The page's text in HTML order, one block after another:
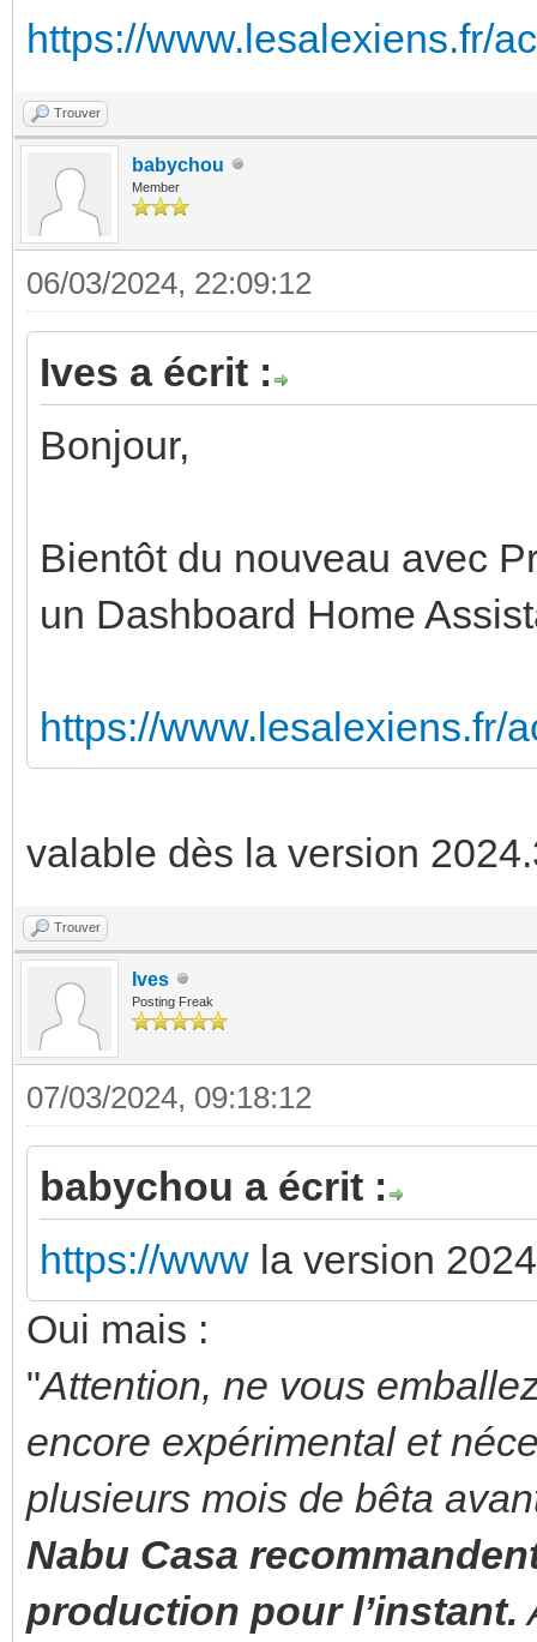
https://www.lesalexiens.fr/
Trouver
babychou
Member
06/03/2024, 22:09:12
Ives a écrit :
Bonjour,
Bientôt du nouveau avec
un Dashboard Home
https://www.lesalexiens.fr/
valable dès la version
Trouver
Ives
Posting Freak
07/03/2024, 09:18:12
babychou a écrit :
https://www la version
Oui mais :
"Attention, ne vous
encore expérimental et
plusieurs mois de bêta
Nabu Casa
production pour l’instant.